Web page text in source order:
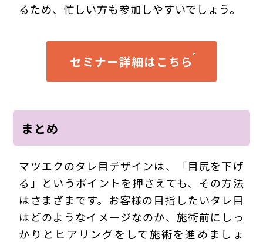
るため、忙しい方も参加しやすいでしょう。
セミナー詳細はこちら
まとめ
マツエクのタレ目デザインは、「目尻を下げ
る」というポイントを押さえても、その方法
はさまざまです。お客様の目指したいタレ目
はどのようなイメージなのか、施術前にしっ
かりとヒアリングをして施術を進めましょ